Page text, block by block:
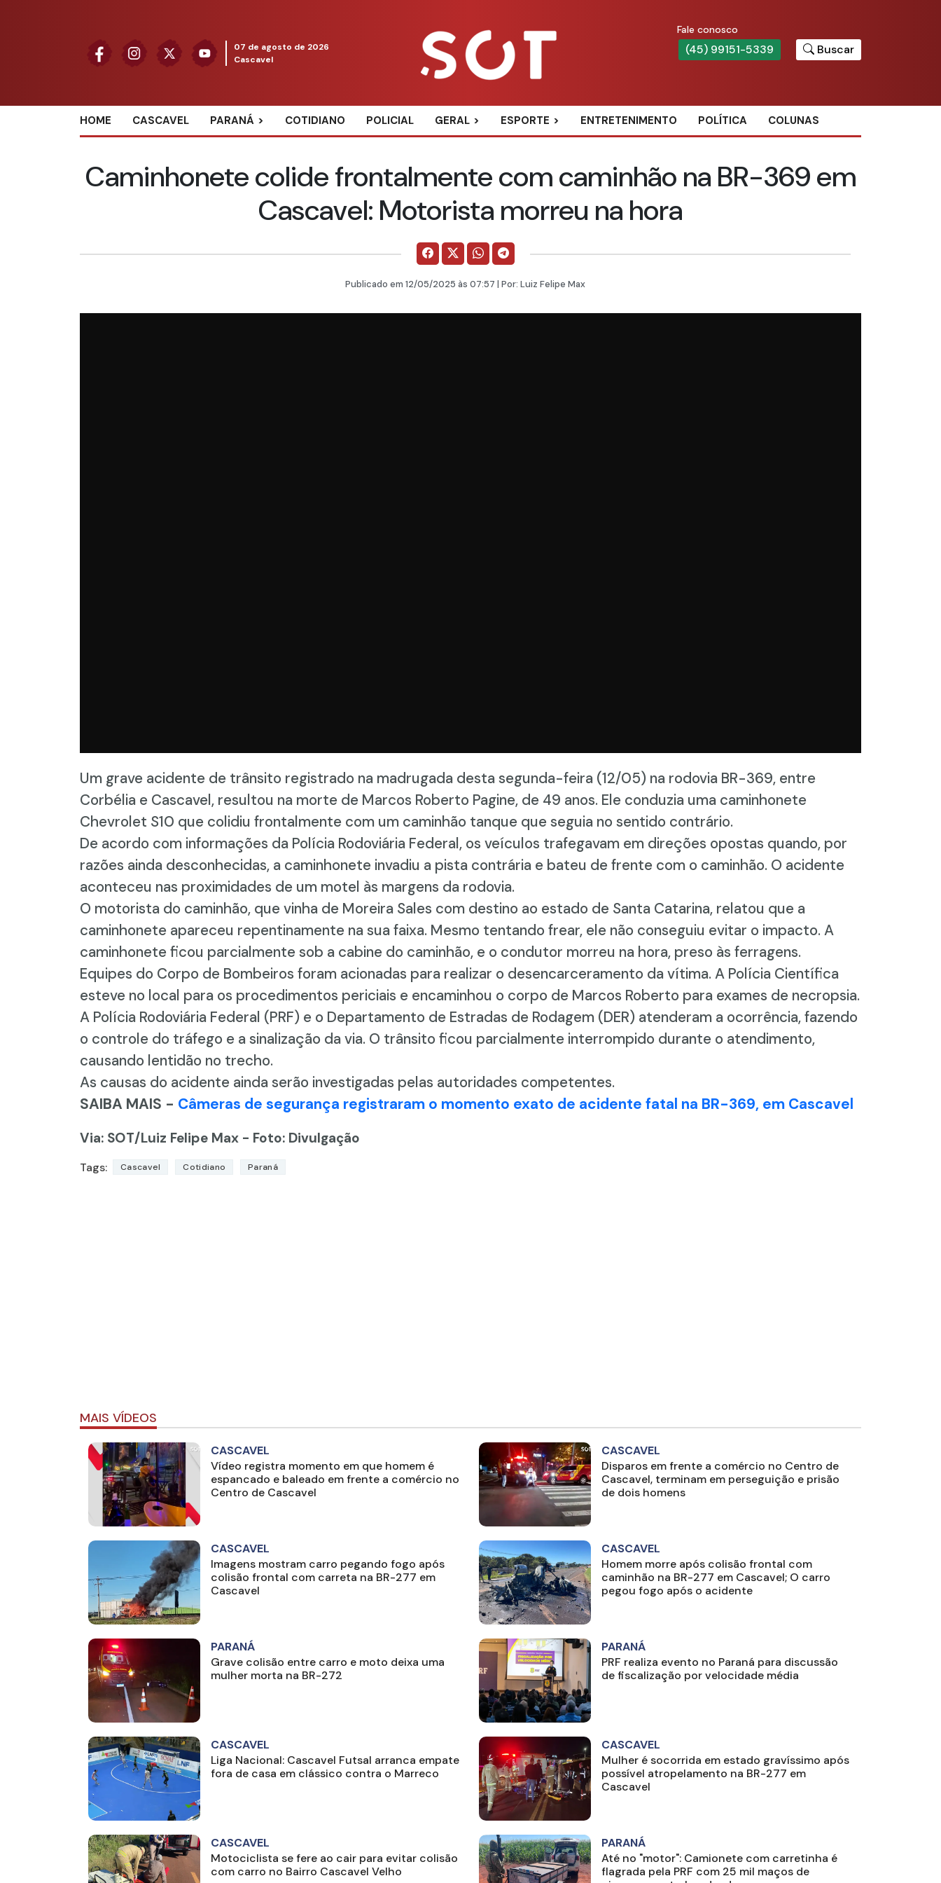
07 de agosto de 2026
Cascavel
Fale conosco
(45) 99151-5339 Buscar
HOME CASCAVEL PARANÁ COTIDIANO POLICIAL GERAL ESPORTE ENTRETENIMENTO POLÍTICA COLUNAS
Caminhonete colide frontalmente com caminhão na BR-369 em
Cascavel: Motorista morreu na hora
Publicado em 12/05/2025 às 07:57 | Por: Luiz Felipe Max
Um grave acidente de trânsito registrado na madrugada desta segunda-feira (12/05) na rodovia BR-369, entre
Corbélia e Cascavel, resultou na morte de Marcos Roberto Pagine, de 49 anos. Ele conduzia uma caminhonete
Chevrolet S10 que colidiu frontalmente com um caminhão tanque que seguia no sentido contrário.
De acordo com informações da Polícia Rodoviária Federal, os veículos trafegavam em direções opostas quando, por
razões ainda desconhecidas, a caminhonete invadiu a pista contrária e bateu de frente com o caminhão. O acidente
aconteceu nas proximidades de um motel às margens da rodovia.
O motorista do caminhão, que vinha de Moreira Sales com destino ao estado de Santa Catarina, relatou que a
caminhonete apareceu repentinamente na sua faixa. Mesmo tentando frear, ele não conseguiu evitar o impacto. A
caminhonete ficou parcialmente sob a cabine do caminhão, e o condutor morreu na hora, preso às ferragens.
Equipes do Corpo de Bombeiros foram acionadas para realizar o desencarceramento da vítima. A Polícia Científica
esteve no local para os procedimentos periciais e encaminhou o corpo de Marcos Roberto para exames de necropsia.
A Polícia Rodoviária Federal (PRF) e o Departamento de Estradas de Rodagem (DER) atenderam a ocorrência, fazendo
o controle do tráfego e a sinalização da via. O trânsito ficou parcialmente interrompido durante o atendimento,
causando lentidão no trecho.
As causas do acidente ainda serão investigadas pelas autoridades competentes.
SAIBA MAIS - Câmeras de segurança registraram o momento exato de acidente fatal na BR-369, em Cascavel
Via: SOT/Luiz Felipe Max - Foto: Divulgação
Tags: Cascavel Cotidiano Paraná
MAIS VÍDEOS
CASCAVEL
Vídeo registra momento em que homem é
espancado e baleado em frente a comércio no
Centro de Cascavel
CASCAVEL
Disparos em frente a comércio no Centro de
Cascavel, terminam em perseguição e prisão
de dois homens
CASCAVEL
Imagens mostram carro pegando fogo após
colisão frontal com carreta na BR-277 em
Cascavel
CASCAVEL
Homem morre após colisão frontal com
caminhão na BR-277 em Cascavel; O carro
pegou fogo após o acidente
PARANÁ
Grave colisão entre carro e moto deixa uma
mulher morta na BR-272
PARANÁ
PRF realiza evento no Paraná para discussão
de fiscalização por velocidade média
CASCAVEL
Liga Nacional: Cascavel Futsal arranca empate
fora de casa em clássico contra o Marreco
CASCAVEL
Mulher é socorrida em estado gravíssimo após
possível atropelamento na BR-277 em
Cascavel
CASCAVEL
Motociclista se fere ao cair para evitar colisão
com carro no Bairro Cascavel Velho
PARANÁ
Até no "motor": Camionete com carretinha é
flagrada pela PRF com 25 mil maços de